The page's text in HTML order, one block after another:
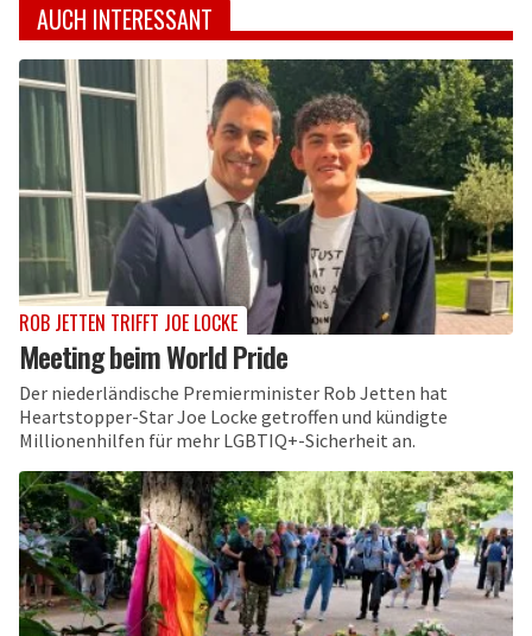
AUCH INTERESSANT
ROB JETTEN TRIFFT JOE LOCKE
Meeting beim World Pride
Der niederländische Premierminister Rob Jetten hat
Heartstopper-Star Joe Locke getroffen und kündigte
Millionenhilfen für mehr LGBTIQ+-Sicherheit an.